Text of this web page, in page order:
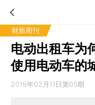
财新周刊
电动出租车为
使用电动车的
2019年02月11日第05期